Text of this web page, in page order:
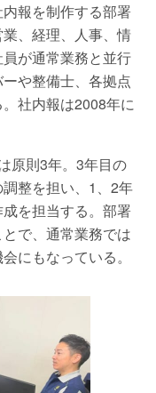
報を制作する部署
、経理、人事、情
が通常業務と並行
や整備士、各拠点
社内報は2008年に
原則3年。3年目の
整を担い、1、2年
を担当する。部署
で、通常業務では
にもなっている。